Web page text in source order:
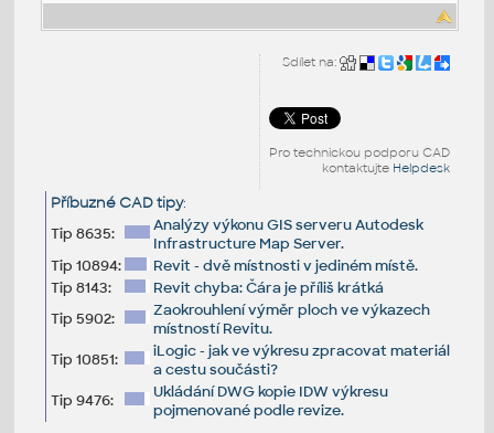
Sdílet na:
Pro technickou podporu CAD
kontaktujte Helpdesk
Příbuzné CAD tipy:
Tip 8635:
Analýzy výkonu GIS serveru Autodesk
Infrastructure Map Server.
Tip 10894:
Revit - dvě místnosti v jediném místě.
Tip 8143:
Revit chyba: Čára je příliš krátká
Tip 5902:
Zaokrouhlení výměr ploch ve výkazech
místností Revitu.
Tip 10851:
iLogic - jak ve výkresu zpracovat materiál
a cestu součásti?
Tip 9476:
Ukládání DWG kopie IDW výkresu
pojmenované podle revize.